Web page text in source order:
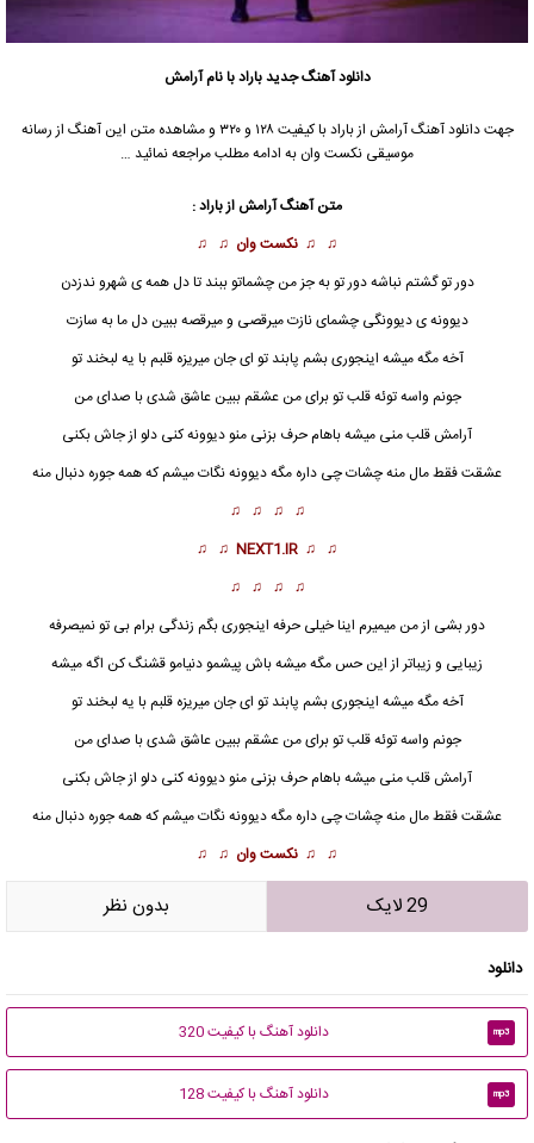
دانلود آهنگ جدیدبارادبا نام آرامش
جهت دانلود آهنگ آرامش ازباراد
با کیفیت ۱۲۸ و ۳۲۰ و مشاهده متن این آهنگ از رسانه
موسیقی نکست وان به ادامه مطلب مراجعه نمائید …
متن آهنگ آرامش ازباراد:
♫ ♫ نکست وان ♫ ♫
دور تو گشتم نباشه دور تو به جز من چشماتو ببند تا دل همه ی شهرو ندزدن
دیوونه ی دیوونگی چشمای نازت میرقصی و میرقصه ببین دل ما به سازت
آخه مگه میشه اینجوری بشم پابند تو ای جان میریزه قلبم با یه لبخند تو
جونم واسه توئه قلب تو برای من عشقم ببین عاشق شدی با صدای من
آرامش قلب منی میشه باهام حرف بزنی منو دیوونه کنی دلو از جاش بکنی
عشقت فقط مال منه چشات چی داره مگه دیوونه نگات میشم که همه جوره دنبال منه
♫ ♫ ♫ ♫
♫ ♫
NEXT1.IR
♫ ♫
♫ ♫ ♫ ♫
دور بشی از من میمیرم اینا خیلی حرفه اینجوری بگم زندگی برام بی تو نمیصرفه
زیبایی و زیباتر از این حس مگه میشه باش پیشمو دنیامو قشنگ کن اگه میشه
آخه مگه میشه اینجوری بشم پابند تو ای جان میریزه قلبم با یه لبخند تو
جونم واسه توئه قلب تو برای من عشقم ببین عاشق شدی با صدای من
آرامش قلب منی میشه باهام حرف بزنی منو دیوونه کنی دلو از جاش بکنی
عشقت فقط مال منه چشات چی داره مگه دیوونه نگات میشم که همه جوره دنبال منه
♫ ♫ نکست وان ♫ ♫
29 لایک بدون نظر
دانلود
mp3 دانلود آهنگ با کیفیت 320
mp3 دانلود آهنگ با کیفیت 128